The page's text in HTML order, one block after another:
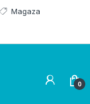
Magaza
0